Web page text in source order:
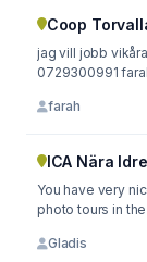
Coop
jag vill jobb vikåra
farah
ICA Nära
You have very nice
photo tours in
Gladis